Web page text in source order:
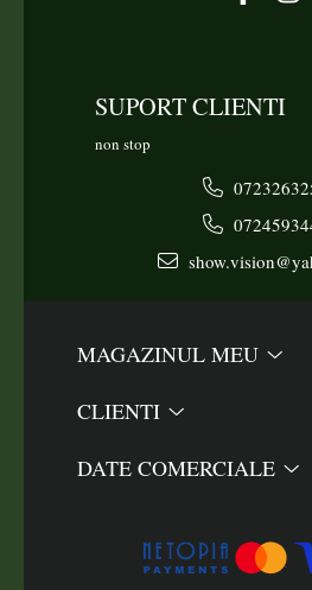
SUPORT CLIENTI
non stop
MAGAZINUL MEU
CLIENTI
DATE COMERCIALE